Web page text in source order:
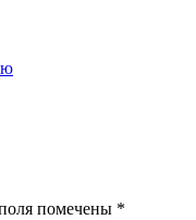
помечены *